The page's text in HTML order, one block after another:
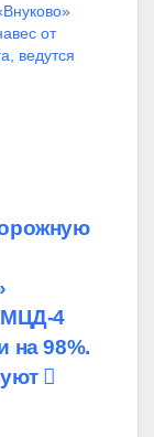
от
ведутся
МЦД-4
на 98%.